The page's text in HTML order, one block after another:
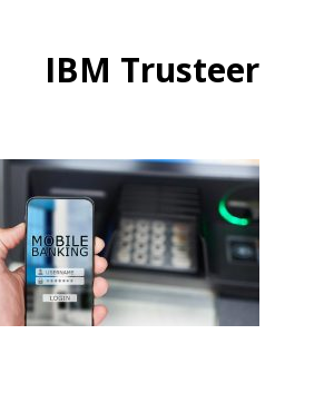
IBM Trusteer